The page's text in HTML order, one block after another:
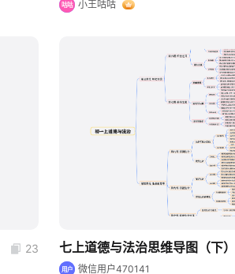
咕咕 小王咕咕
23
boardmix
七上道德与法治思维导图（下）
用户 微信用户470141